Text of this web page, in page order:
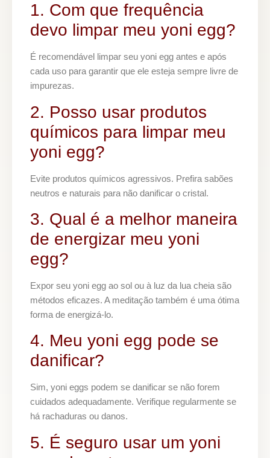
1. Com que frequência
devo limpar meu yoni egg?
É recomendável limpar seu yoni egg antes e após
cada uso para garantir que ele esteja sempre livre de
impurezas.
2. Posso usar produtos
químicos para limpar meu
yoni egg?
Evite produtos químicos agressivos. Prefira sabões
neutros e naturais para não danificar o cristal.
3. Qual é a melhor maneira
de energizar meu yoni
egg?
Expor seu yoni egg ao sol ou à luz da lua cheia são
métodos eficazes. A meditação também é uma ótima
forma de energizá-lo.
4. Meu yoni egg pode se
danificar?
Sim, yoni eggs podem se danificar se não forem
cuidados adequadamente. Verifique regularmente se
há rachaduras ou danos.
5. É seguro usar um yoni